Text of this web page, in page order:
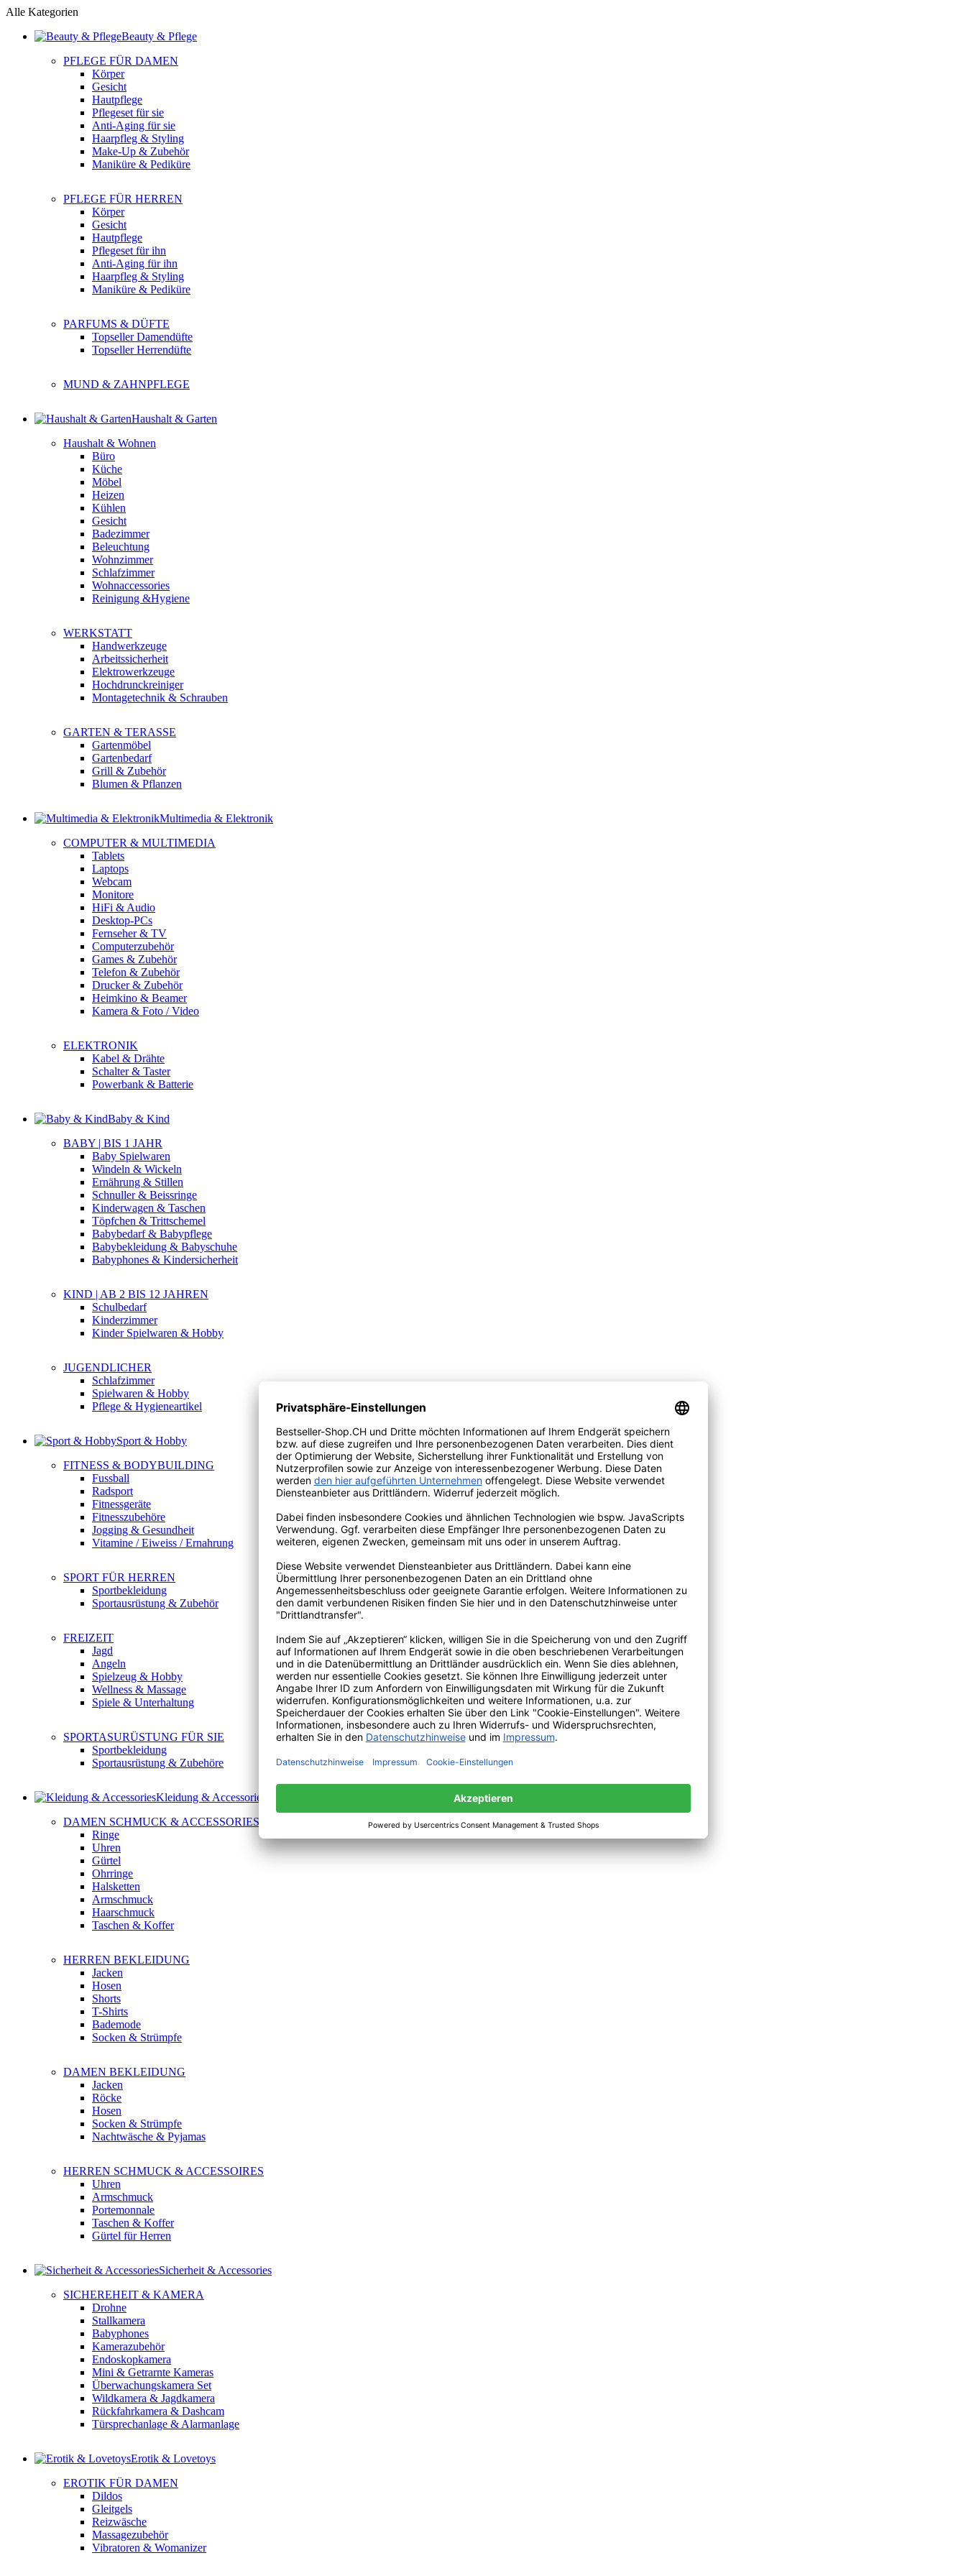
Alle Kategorien
Beauty & Pflege
PFLEGE FÜR DAMEN
Körper
Gesicht
Hautpflege
Pflegeset für sie
Anti-Aging für sie
Haarpfleg & Styling
Make-Up & Zubehör
Maniküre & Pediküre
PFLEGE FÜR HERREN
Körper
Gesicht
Hautpflege
Pflegeset für ihn
Anti-Aging für ihn
Haarpfleg & Styling
Maniküre & Pediküre
PARFUMS & DÜFTE
Topseller Damendüfte
Topseller Herrendüfte
MUND & ZAHNPFLEGE
Haushalt & Garten
Haushalt & Wohnen
Büro
Küche
Möbel
Heizen
Kühlen
Gesicht
Badezimmer
Beleuchtung
Wohnzimmer
Schlafzimmer
Wohnaccessories
Reinigung &Hygiene
WERKSTATT
Handwerkzeuge
Arbeitssicherheit
Elektrowerkzeuge
Hochdrunckreiniger
Montagetechnik & Schrauben
GARTEN & TERASSE
Gartenmöbel
Gartenbedarf
Grill & Zubehör
Blumen & Pflanzen
Multimedia & Elektronik
COMPUTER & MULTIMEDIA
Tablets
Laptops
Webcam
Monitore
HiFi & Audio
Desktop-PCs
Fernseher & TV
Computerzubehör
Games & Zubehör
Telefon & Zubehör
Drucker & Zubehör
Heimkino & Beamer
Kamera & Foto / Video
ELEKTRONIK
Kabel & Drähte
Schalter & Taster
Powerbank & Batterie
Baby & Kind
BABY | BIS 1 JAHR
Baby Spielwaren
Windeln & Wickeln
Ernährung & Stillen
Schnuller & Beissringe
Kinderwagen & Taschen
Töpfchen & Trittschemel
Babybedarf & Babypflege
Babybekleidung & Babyschuhe
Babyphones & Kindersicherheit
KIND | AB 2 BIS 12 JAHREN
Schulbedarf
Kinderzimmer
Kinder Spielwaren & Hobby
JUGENDLICHER
Schlafzimmer
Spielwaren & Hobby
Pflege & Hygieneartikel
Sport & Hobby
FITNESS & BODYBUILDING
Fussball
Radsport
Fitnessgeräte
Fitnesszubehöre
Jogging & Gesundheit
Vitamine / Eiweiss / Ernahrung
SPORT FÜR HERREN
Sportbekleidung
Sportausrüstung & Zubehör
FREIZEIT
Jagd
Angeln
Spielzeug & Hobby
Wellness & Massage
Spiele & Unterhaltung
SPORTASURÜSTUNG FÜR SIE
Sportbekleidung
Sportausrüstung & Zubehöre
Kleidung & Accessories
DAMEN SCHMUCK & ACCESSORIES
Ringe
Uhren
Gürtel
Ohrringe
Halsketten
Armschmuck
Haarschmuck
Taschen & Koffer
HERREN BEKLEIDUNG
Jacken
Hosen
Shorts
T-Shirts
Bademode
Socken & Strümpfe
DAMEN BEKLEIDUNG
Jacken
Röcke
Hosen
Socken & Strümpfe
Nachtwäsche & Pyjamas
HERREN SCHMUCK & ACCESSOIRES
Uhren
Armschmuck
Portemonnale
Taschen & Koffer
Gürtel für Herren
Sicherheit & Accessories
SICHEREHEIT & KAMERA
Drohne
Stallkamera
Babyphones
Kamerazubehör
Endoskopkamera
Mini & Getrarnte Kameras
Überwachungskamera Set
Wildkamera & Jagdkamera
Rückfahrkamera & Dashcam
Türsprechanlage & Alarmanlage
Erotik & Lovetoys
EROTIK FÜR DAMEN
Dildos
Gleitgels
Reizwäsche
Massagezubehör
Vibratoren & Womanizer